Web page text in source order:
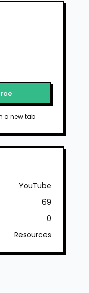
a new tab
YouTube
69
0
Resources